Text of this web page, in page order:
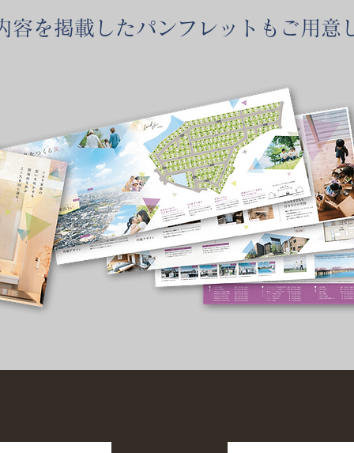
容を掲載したパンフレットもご用意